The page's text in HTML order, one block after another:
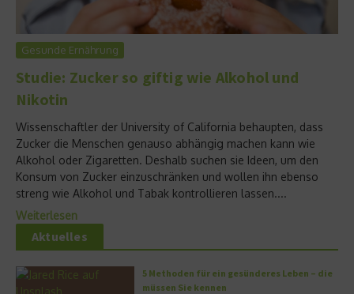
Gesunde Ernährung
Studie: Zucker so giftig wie Alkohol und
Nikotin
Wissenschaftler der University of California behaupten, dass
Zucker die Menschen genauso abhängig machen kann wie
Alkohol oder Zigaretten. Deshalb suchen sie Ideen, um den
Konsum von Zucker einzuschränken und wollen ihn ebenso
streng wie Alkohol und Tabak kontrollieren lassen....
Weiterlesen
Aktuelles
5 Methoden für ein gesünderes Leben – die
müssen Sie kennen